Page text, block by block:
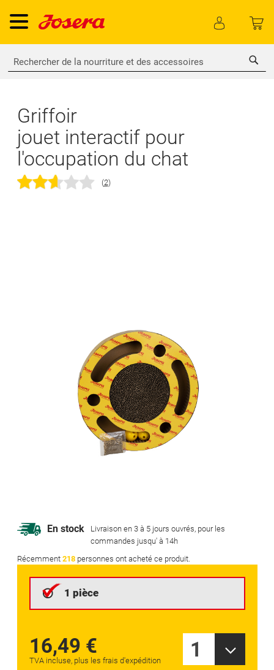
(2)
Griffoir
jouet interactif pour
l'occupation du chat
to
beginning
of
the
images
Récemment 218personnes ont acheté ce produit.
1 pièce
16,49 € 1
TVA incluse, plus les frais d'expédition
En stock
Livraison en 3 à 5 jours ouvrés, pour les
commandes jusqu' à 14h